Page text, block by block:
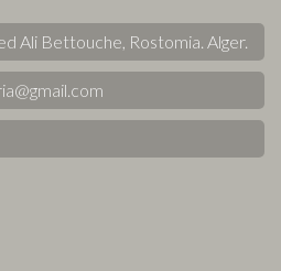
Ali Bettouche, Rostomia. Alger.